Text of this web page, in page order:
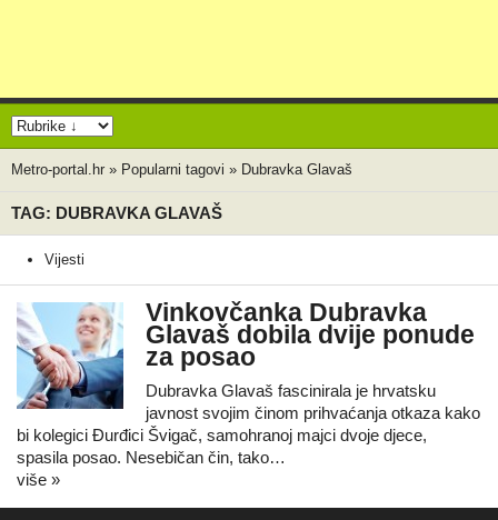
Metro-portal.hr » Popularni tagovi » Dubravka Glavaš
TAG: DUBRAVKA GLAVAŠ
Vijesti
Vinkovčanka Dubravka
Glavaš dobila dvije ponude
za posao
Dubravka Glavaš fascinirala je hrvatsku
javnost svojim činom prihvaćanja otkaza kako
bi kolegici Đurđici Švigač, samohranoj majci dvoje djece,
spasila posao. Nesebičan čin, tako…
više »